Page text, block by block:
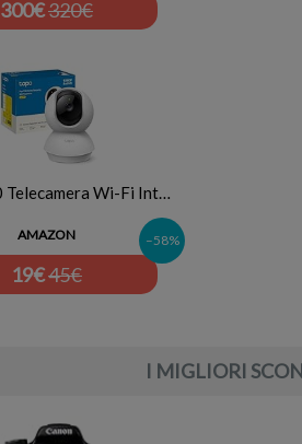
300€320€
Telecamera Wi-Fi Int…
AMAZON
19€45€
–58%
I MIGLIORI